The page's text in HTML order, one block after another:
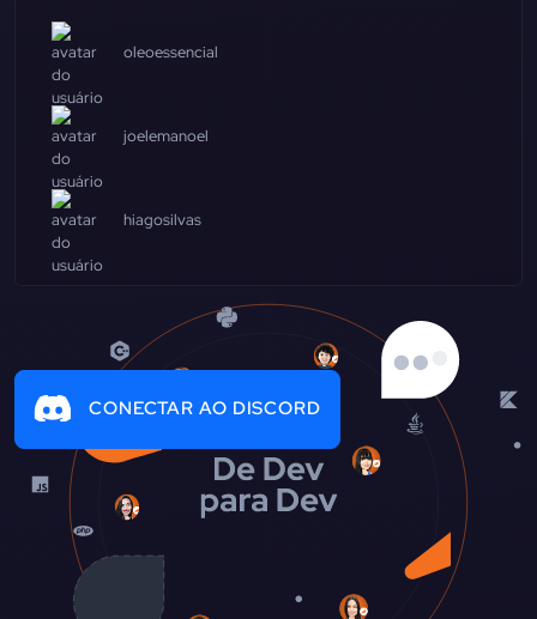
oleoessencial
joelemanoel
hiagosilvas
CONECTAR AO DISCORD